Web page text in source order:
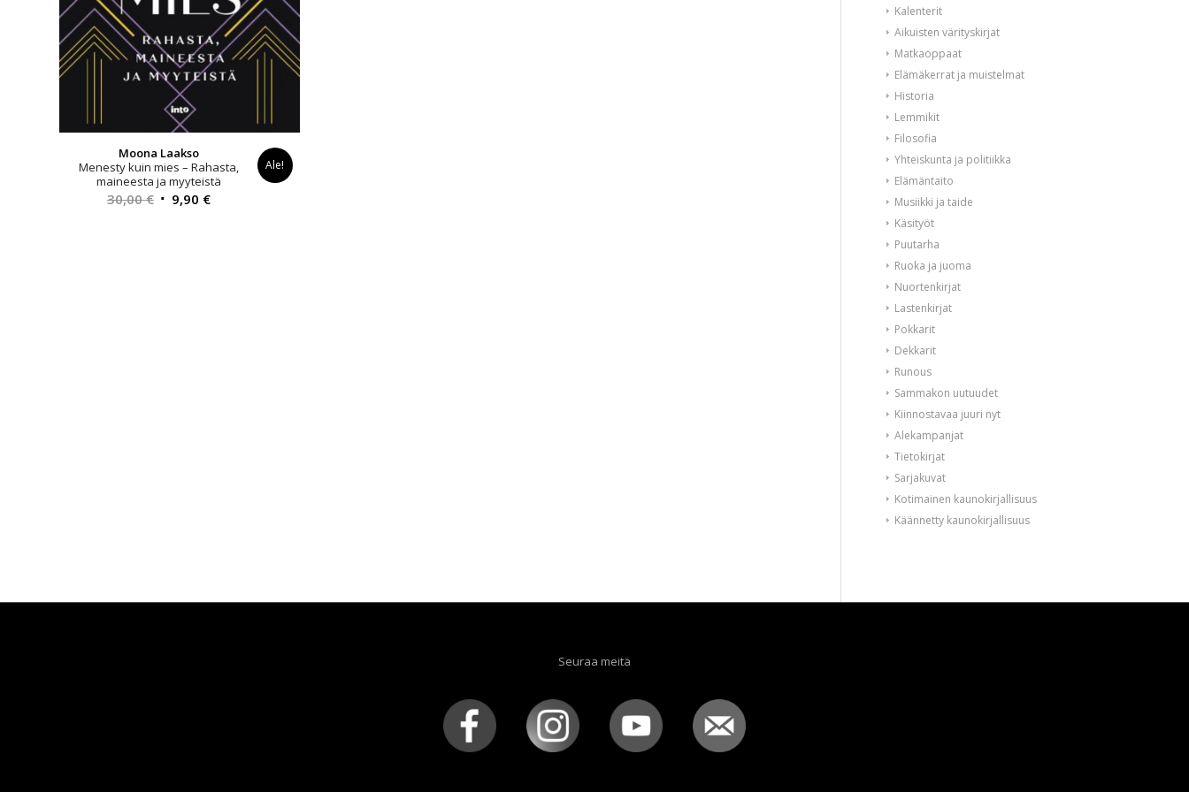
Moona Laakso
Menesty kuin mies – Rahasta,
maineesta ja myyteistä
30,00€ Alkuperäinen
9,90 €Nykyinen
Ale!
Kalenterit
Aikuisten värityskirjat
Matkaoppaat
Elämäkerrat ja muistelmat
Historia
Lemmikit
Filosofia
Yhteiskunta ja politiikka
Elämäntaito
Musiikki ja taide
Käsityöt
Puutarha
Ruoka ja juoma
Nuortenkirjat
Lastenkirjat
Pokkarit
Dekkarit
Runous
Sammakon uutuudet
Kiinnostavaa juuri nyt
Alekampanjat
Tietokirjat
Sarjakuvat
Kotimainen kaunokirjallisuus
Käännetty kaunokirjallisuus
Seuraa meitä